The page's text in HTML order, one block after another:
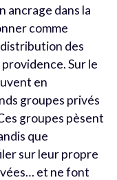
ancrage dans la
comme
des
providence. Sur le
en
groupes privés
groupes pèsent
que
sur leur propre
et ne font